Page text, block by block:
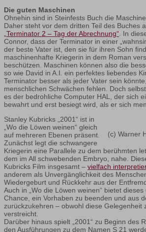
Die guten Maschinen
Ohnehin sind in Steinfests Buch die
Daher steht vor dem dritten Teil des Buches
„Terminator 2 – Tag der Abrechnung“. In
Connor, dass der Terminator in einer
der beste Vater ist, den sie für ihren Sohn
maschinenhafte Kriegerin in dem Roman
beschützen. Maschinen können also die
so wie David in A.I. ein perfektes liebendes
Terminator besser als jeder Vater sein
menschlichen Schwächen fehlen. Doch
es der bedrohliche Computer HAL, der sich
bewahrt und erst besiegt wird, als er sich
(c) Warner
Stanley Kubricks „2001“ ist in
„Wo die Löwen weinen“ gleich
auf mehreren Ebenen präsent.
Zunächst legt die schwangere
Kriegerin eine Parallele zu dem berühmten
dem im All schwebenden Embryo, nahe.
Kubricks Film insgesamt – vielfach
anderem als Unvergänglichkeit des
Wiedergeburt und Rückkehr aus der
Auch in „Wo die Löwen weinen“ bietet
Chance, ein Vorhaben zu beenden und aus
zurückzukehren – obwohl diese Gelegenheit
verstreicht.
Darüber hinaus spielt „2001“ zu Beginn des
den Ausführungen zu dem Namen S 21